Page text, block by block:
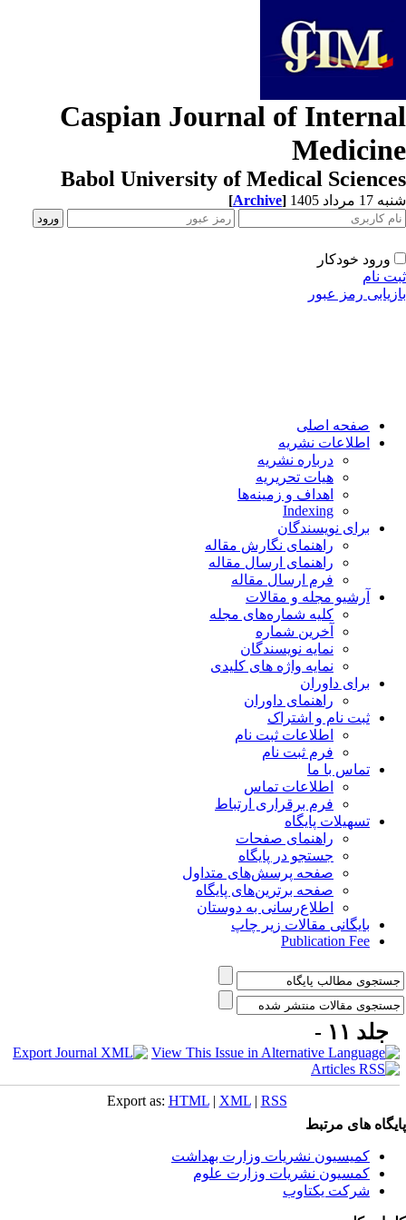
Caspian Journal of
Babol University of Medical
مرداد 1405 [Archive]
ورود خودکار
نام
رمز عبور
صفحه اصلی
اطلاعات نشریه
درباره نشریه
هیات تحریریه
اهداف و زمینه‌ها
Indexing
برای نویسندگان
راهنمای نگارش مقاله
راهنمای ارسال مقاله
فرم ارسال مقاله
آرشیو مجله و مقالات
کلیه شماره‌های مجله
آخرین شماره
نمایه نویسندگان
نمایه واژه های کلیدی
برای داوران
راهنمای داوران
ثبت نام و اشتراک
اطلاعات ثبت نام
فرم ثبت نام
تماس با ما
اطلاعات تماس
فرم برقراری ارتباط
تسهیلات پایگاه
راهنمای صفحات
جستجو در پایگاه
صفحه پرسش‌های متداول
صفحه برترین‌های پایگاه
اطلاع‌رسانی به دوستان
بایگانی مقالات زیر چاپ
Publication Fee
جلد ۱۱ -
Export as:HTML |XML|RSS
های مرتبط
کمیسیون نشریات وزارت بهداشت
کمسیون نشریات وزارت علوم
شرکت یکتاوب